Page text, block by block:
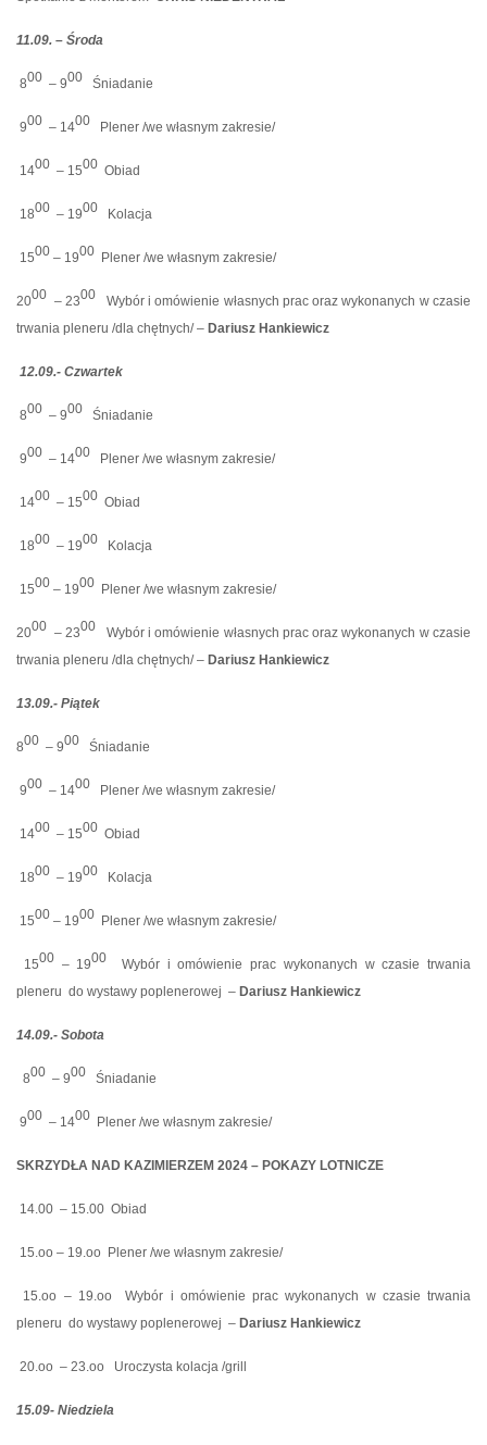
11.09. – Środa
800 – 900 Śniadanie
900 – 1400 Plener /we własnym zakresie/
1400 – 1500 Obiad
1800 – 1900 Kolacja
1500 – 1900 Plener /we własnym zakresie/
2000 – 2300 Wybór i omówienie własnych prac oraz wykonanych w czasie
trwania pleneru /dla chętnych/ – Dariusz Hankiewicz
12.09.- Czwartek
800 – 900 Śniadanie
900 – 1400 Plener /we własnym zakresie/
1400 – 1500 Obiad
1800 – 1900 Kolacja
1500 – 1900 Plener /we własnym zakresie/
2000 – 2300 Wybór i omówienie własnych prac oraz wykonanych w czasie
trwania pleneru /dla chętnych/ – Dariusz Hankiewicz
13.09.- Piątek
800 – 900 Śniadanie
900 – 1400 Plener /we własnym zakresie/
1400 – 1500 Obiad
1800 – 1900 Kolacja
1500 – 1900 Plener /we własnym zakresie/
1500 – 1900
Wybór i omówienie prac wykonanych w czasie trwania
pleneru do wystawy poplenerowej – Dariusz Hankiewicz
14.09.- Sobota
800 – 900 Śniadanie
900 – 1400 Plener /we własnym zakresie/
SKRZYDŁA NAD KAZIMIERZEM 2024 – POKAZY LOTNICZE
14.00 – 15.00 Obiad
15.oo – 19.oo Plener /we własnym zakresie/
15.oo – 19.oo
Wybór i omówienie prac wykonanych w czasie trwania
pleneru do wystawy poplenerowej – Dariusz Hankiewicz
20.oo – 23.oo Uroczysta kolacja /grill
15.09- Niedziela